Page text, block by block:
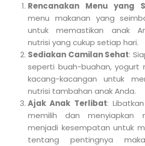
Rencanakan Menu yang
menu makanan yang
untuk memastikan anak
nutrisi yang cukup setiap hari.
Sediakan Camilan Sehat:
seperti buah-buahan, yogurt
kacang-kacangan untuk
nutrisi tambahan anak Anda.
Ajak Anak Terlibat:
memilih dan menyiapkan
menjadi kesempatan untuk
tentang pentingnya